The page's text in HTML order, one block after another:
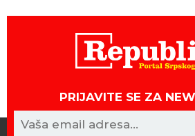
PRIJAVITE SE ZA